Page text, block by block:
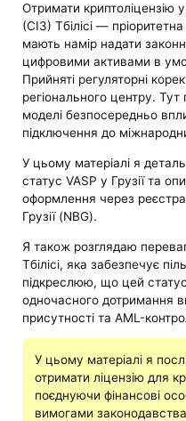
Отримати криптоліцензію у
(СІЗ) Тбілісі —
мають намір надати
цифровими активами в
Прийняті регуляторні
регіонального центру. Тут
моделі безпосередньо
підключення до
У цьому матеріалі я
статус VASP у Грузії та
оформлення через
Грузії (NBG).
Я також розглядаю
Тбілісі, яка забезпечує
підкреслюю, що цей
одночасного дотримання
присутності та AML-
У цьому матеріалі я
отримати ліцензію для
поєднуючи фінансові
вимогами